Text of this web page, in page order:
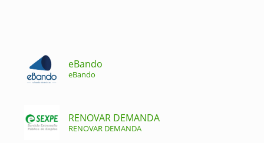
eBando
eBando
RENOVAR DEMANDA
RENOVAR DEMANDA